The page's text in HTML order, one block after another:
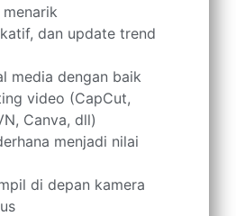
yang efektif
dan profesional
dan modern
dan suportif
dan update trend
media dengan baik
video (CapCut,
Canva, dll)
menjadi nilai
di depan kamera